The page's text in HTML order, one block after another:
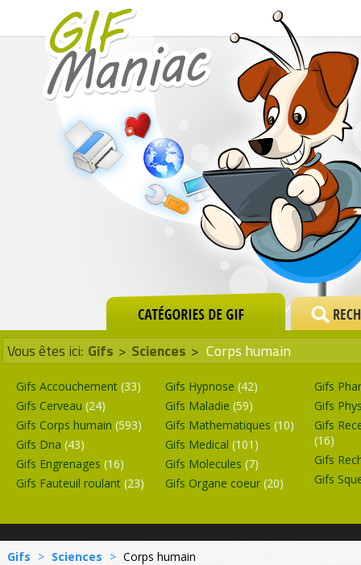
Vous êtes ici: Gifs > Sciences > Corps humain
Gifs Accouchement (33)
Gifs Cerveau (24)
Gifs Corps humain (593)
Gifs Dna (43)
Gifs Engrenages (16)
Gifs Fauteuil roulant (23)
Gifs Hypnose (42)
Gifs Maladie (59)
Gifs Mathematiques (10)
Gifs Medical (101)
Gifs Molecules (7)
Gifs Organe coeur (20)
Gifs
Gifs
Gifs
(16)
Gifs
Gifs
Gifs > Sciences > Corps humain